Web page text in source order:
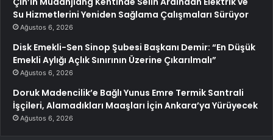
Su Hizmetlerini Yeniden Sağlama Çalışmaları Sürüyor
Ağustos 6, 2026
Disk Emekli-Sen Sinop Şubesi Başkanı Demir: “En Düşük
Emekli Aylığı Açlık Sınırının Üzerine Çıkarılmalı”
Ağustos 6, 2026
Doruk Madencilik’e Bağlı Yunus Emre Termik Santrali
İşçileri, Alamadıkları Maaşları İçin Ankara’ya Yürüyecek
Ağustos 6, 2026